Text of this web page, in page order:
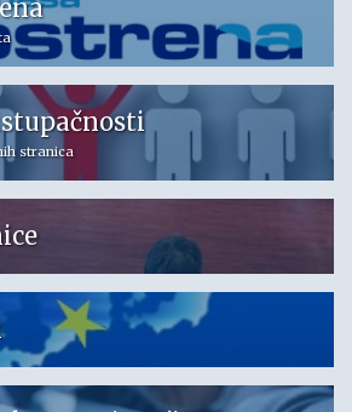
stranica